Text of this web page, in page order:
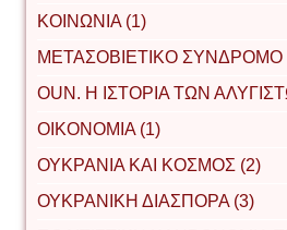
ΚΟΙΝΩΝΙΑ (1)
ΜΕΤΑΣΟΒΙΕΤΙΚΟ ΣΥΝΔΡΟΜΟ
ΟUΝ. Η ΙΣΤΟΡΙΑ ΤΩΝ
ΟΙΚΟΝΟΜΙΑ (1)
ΟΥΚΡΑΝΙΑ ΚΑΙ ΚΟΣΜΟΣ (2)
ΟΥΚΡΑΝΙΚΗ ΔΙΑΣΠΟΡΑ (3)